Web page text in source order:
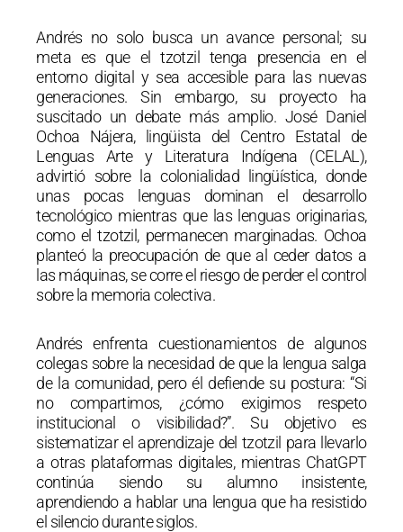
Andrés no solo busca un avance personal; su
meta es que el tzotzil tenga presencia en el
entorno digital y sea accesible para las nuevas
generaciones. Sin embargo, su proyecto ha
suscitado un debate más amplio. José Daniel
Ochoa Nájera, lingüista del Centro Estatal de
Lenguas Arte y Literatura Indígena (CELAL),
advirtió sobre la colonialidad lingüística, donde
unas pocas lenguas dominan el desarrollo
tecnológico mientras que las lenguas originarias,
como el tzotzil, permanecen marginadas. Ochoa
planteó la preocupación de que al ceder datos a
las máquinas, se corre el riesgo de perder el control
sobre la memoria colectiva.
Andrés enfrenta cuestionamientos de algunos
colegas sobre la necesidad de que la lengua salga
de la comunidad, pero él defiende su postura: “Si
no compartimos, ¿cómo exigimos respeto
institucional o visibilidad?”. Su objetivo es
sistematizar el aprendizaje del tzotzil para llevarlo
a otras plataformas digitales, mientras ChatGPT
continúa siendo su alumno insistente,
aprendiendo a hablar una lengua que ha resistido
el silencio durante siglos.